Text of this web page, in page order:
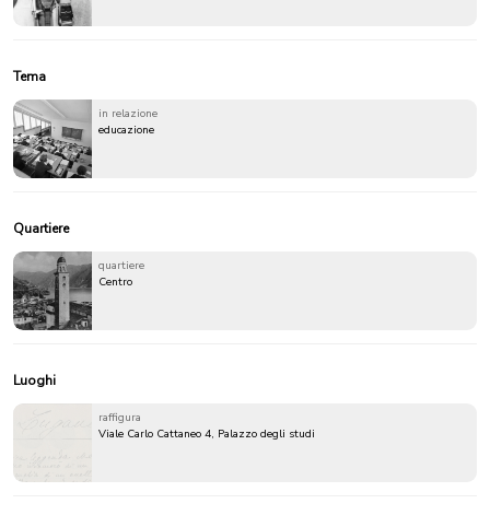
Tema
in relazione
educazione
Quartiere
quartiere
Centro
Luoghi
raffigura
Viale Carlo Cattaneo 4, Palazzo degli studi